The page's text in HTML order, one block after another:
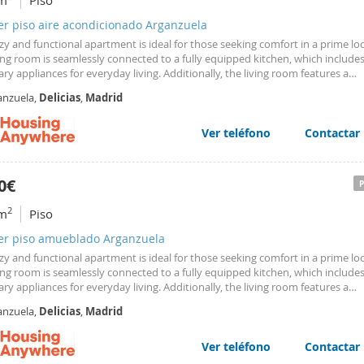
piso aire acondicionado Arganzuela
and functional apartment is ideal for those seeking comfort in a prime
room is seamlessly connected to a fully equipped kitchen, which
appliances for everyday living. Additionally, the living room features a
double bed and a large en-suite bathroom with high-quality finishes and
The bathroom provides all the necessary amenities for a comfortable and
This apartment is perfect for an individual or a couple, offering a modern,
to move into. Don?t miss the opportunity to enjoy a comfortable and
home! Accommodation is only available for temporary stays of more
is mandatory to sign a contract after booking and send a document
for the trip, which must be for work, health, or study purposes (never for
In case of non-compliance, we will cancel the reservation with possible
Delicias, Madrid
Ver teléfono Contactar
2 Piso
piso amueblado Arganzuela
and functional apartment is ideal for those seeking comfort in a prime
room is seamlessly connected to a fully equipped kitchen, which
appliances for everyday living. Additionally, the living room features a
double bed and a large en-suite bathroom with high-quality finishes and
The bathroom provides all the necessary amenities for a comfortable and
This apartment is perfect for an individual or a couple, offering a modern,
to move into. Don’t miss the opportunity to enjoy a comfortable and
Delicias, Madrid
Ver teléfono Contactar